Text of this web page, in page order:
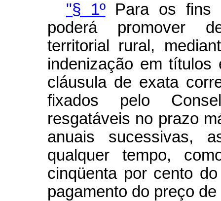
"§ 1ºPara os fins
poderá promover
territorial rural,
indenização em
cláusula de exata
fixados pelo
resgatáveis no prazo
anuais sucessivas,
qualquer tempo,
cinqüenta por cento
pagamento do preço